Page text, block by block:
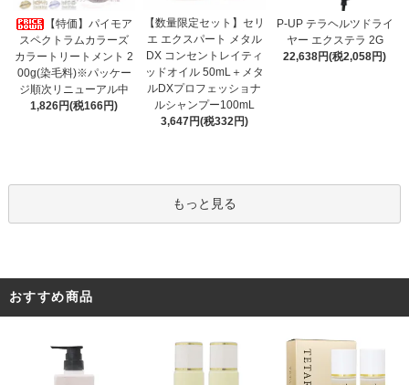
【特価】パイモア
スペクトラムカラーズ
カラートリートメント 2
00g(染毛料)※パッケー
ジ順次リニューアル中
1,826円(税166円)
【数量限定セット】セリ
エ エクスパート メタル
DX コンセントレイティ
ッドオイル 50mL＋メタ
ルDXプロフェッショナ
ルシャンプー100mL
3,647円(税332円)
P-UP テラヘルツドライ
ヤー エクステラ 2G
22,638円(税2,058円)
もっと見る
おすすめ商品